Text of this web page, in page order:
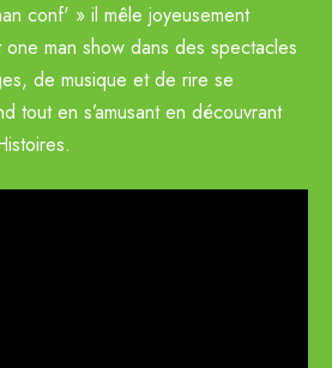
conf' » il mêle joyeusement
man show dans des spectacles
de musique et de rire se
tout en s’amusant en découvrant